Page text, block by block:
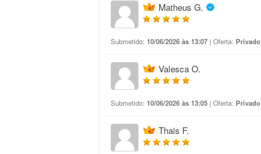
Matheus G.
Submetido: 10/06/2026 às 13:07 | Oferta: Privado
Valesca O.
Submetido: 10/06/2026 às 13:05 | Oferta: Privado
Thais F.